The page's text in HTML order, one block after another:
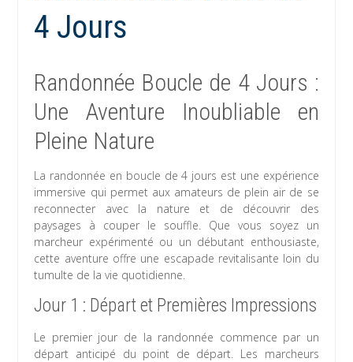
4 Jours
Randonnée Boucle de 4 Jours :
Une Aventure Inoubliable en
Pleine Nature
La randonnée en boucle de 4 jours est une expérience
immersive qui permet aux amateurs de plein air de se
reconnecter avec la nature et de découvrir des
paysages à couper le souffle. Que vous soyez un
marcheur expérimenté ou un débutant enthousiaste,
cette aventure offre une escapade revitalisante loin du
tumulte de la vie quotidienne.
Jour 1 : Départ et Premières Impressions
Le premier jour de la randonnée commence par un
départ anticipé du point de départ. Les marcheurs